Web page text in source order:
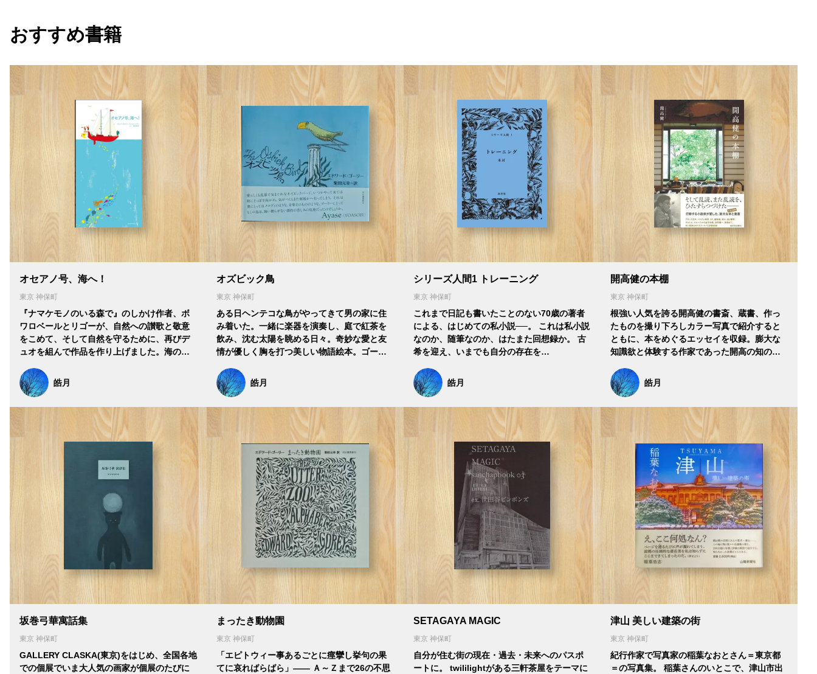
おすすめ書籍
オセアノ号、海へ！
東京 神保町
『ナマケモノのいる森で』のしかけ作者、ボ
ワロベールとリゴーが、自然への讃歌と敬意
をこめて、そして自然を守るために、再びデ
ュオを組んで作品を作り上げました。海の…
皓月
オズビック鳥
東京 神保町
ある日ヘンテコな鳥がやってきて男の家に住
み着いた。一緒に楽器を演奏し、庭で紅茶を
飲み、沈む太陽を眺める日々。奇妙な愛と友
情が優しく胸を打つ美しい物語絵本。ゴー…
皓月
シリーズ人間1 トレーニング
東京 神保町
これまで日記も書いたことのない70歳の著者
による、はじめての私小説──。 これは私小説
なのか、随筆なのか、はたまた回想録か。 古
希を迎え、いまでも自分の存在を…
皓月
開高健の本棚
東京 神保町
根強い人気を誇る開高健の書斎、蔵書、作っ
たものを撮り下ろしカラー写真で紹介すると
ともに、本をめぐるエッセイを収録。膨大な
知識欲と体験する作家であった開高の知の…
皓月
坂巻弓華寓話集
東京 神保町
GALLERY CLASKA(東京)をはじめ、全国各地
での個展でいま大人気の画家が個展のたびに
まったき動物園
東京 神保町
「エピトウィー事あるごとに痙攣し挙句の果
てに哀ればらばら」―― Ａ～Ｚまで26の不思
SETAGAYA MAGIC
東京 神保町
自分が住む街の現在・過去・未来へのパスポ
ートに。 twililightがある三軒茶屋をテーマに
津山 美しい建築の街
東京 神保町
紀行作家で写真家の稲葉なおとさん＝東京都
＝の写真集。 稲葉さんのいとこで、津山市出